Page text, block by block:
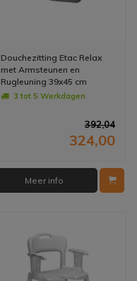
Douchezitting Etac Relax
met Armsteunen en
Rugleuning 39x45 cm
Kunststof Grijs
3 tot 5 Werkdagen
392,04
324,00
Meer info